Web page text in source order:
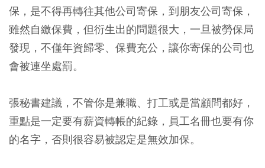
保，是不得再轉往其他公司寄保，到朋友公司寄保，
雖然自繳保費，但衍生出的問題很大，一旦被勞保局
發現，不僅年資歸零、保費充公，讓你寄保的公司也
會被連坐處罰。
張秘書建議，不管你是兼職、打工或是當顧問都好，
重點是一定要有薪資轉帳的紀錄，員工名冊也要有你
的名字，否則很容易被認定是無效加保。